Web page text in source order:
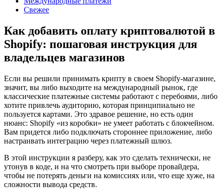
Свежее
Как добавить оплату криптовалютой в
Shopify: пошаговая инструкция для
владельцев магазинов
Если вы решили принимать крипту в своем Shopify-магазине,
значит, вы либо выходите на международный рынок, где
классические платежные системы работают с перебоями, либо
хотите привлечь аудиторию, которая принципиально не
пользуется картами. Это здравое решение, но есть один
нюанс: Shopify «из коробки» не умеет работать с блокчейном.
Вам придется либо подключать стороннее приложение, либо
настраивать интеграцию через платежный шлюз.
В этой инструкции я разберу, как это сделать технически, не
утонув в коде, и на что смотреть при выборе провайдера,
чтобы не потерять деньги на комиссиях или, что еще хуже, на
сложности вывода средств.